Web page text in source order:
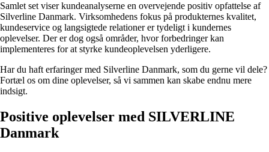
Samlet set viser kundeanalyserne en overvejende positiv opfattelse af
Silverline Danmark. Virksomhedens fokus på produkternes kvalitet,
kundeservice og langsigtede relationer er tydeligt i kundernes
oplevelser. Der er dog også områder, hvor forbedringer kan
implementeres for at styrke kundeoplevelsen yderligere.
Har du haft erfaringer med Silverline Danmark, som du gerne vil dele?
Fortæl os om dine oplevelser, så vi sammen kan skabe endnu mere
indsigt.
Positive oplevelser med SILVERLINE
Danmark